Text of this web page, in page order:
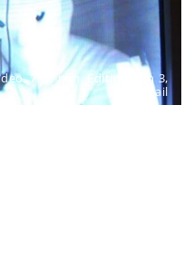
7:02 min. Edition von 3,
Detail